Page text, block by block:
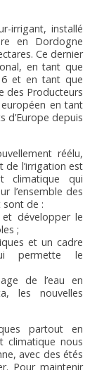
irrigant, installé
en Dordogne
Ce dernier
en tant que
et en tant que
des Producteurs
en tant
d’Europe depuis
réélu,
de l’irrigation est
climatique qui
l’ensemble des
sont de :
développer le
;
et un cadre
permette le
de l’eau en
les nouvelles
partout en
climatique nous
avec des étés
Pour maintenir